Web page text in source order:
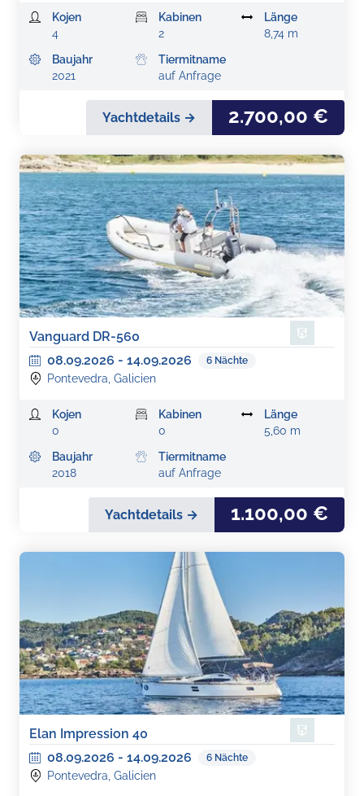
Kojen
4
Kabinen
2
Länge
8,74 m
Baujahr
2021
Tiermitname
auf Anfrage
Yachtdetails → 2.700,00 €
Vanguard DR-560
08.09.2026 - 14.09.2026 6 Nächte
Pontevedra, Galicien
Kojen
0
Kabinen
0
Länge
5,60 m
Baujahr
2018
Tiermitname
auf Anfrage
Yachtdetails → 1.100,00 €
Elan Impression 40
08.09.2026 - 14.09.2026 6 Nächte
Pontevedra, Galicien